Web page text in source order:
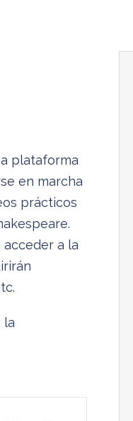
plataforma
en marcha
prácticos
acceder a la
la